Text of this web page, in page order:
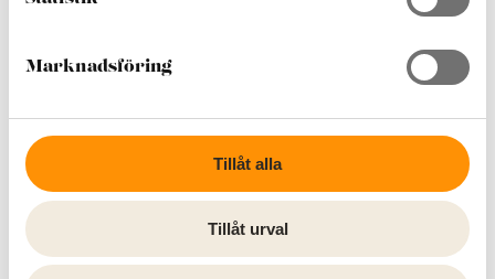
Marknadsföring
Tillåt alla
Tillåt urval
Under dagen gjorde vi ett antal stopp hos våra
turistföretag som berättade om sina verksamheter.
besöksmål. Vi gick igenom de kanaler och verktyg
som man som turistvärd kan använda sig av när man
ska sälja in Glasriket. Samtidigt gav dagen möjlighet
att skapa viktiga kontakter mellan varandra.
Tillsammans gick vi igenom VISITAS utbildning
Turism och värdskap.